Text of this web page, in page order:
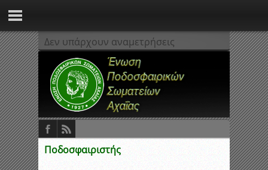
Δεν υπάρχουν αναμετρήσεις
Ποδοσφαιριστής